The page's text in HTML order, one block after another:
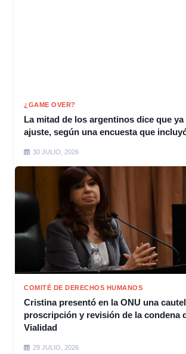
¿GAME OVER?
La mitad de los argentinos dice que
ajuste, según una encuesta que
30 JULIO, 2026
COMITÉ DE DERECHOS HUMANOS
Cristina presentó en la ONU una
proscripción y revisión de la condena
Vialidad
29 JULIO, 2026